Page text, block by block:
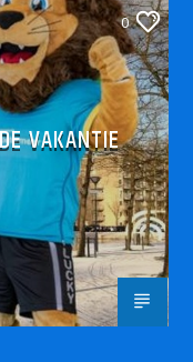
0
VAKANTIE